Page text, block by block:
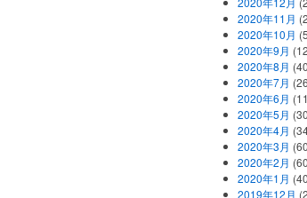
2020年11月
2020年10月
2020年9月
2020年8月
2020年7月
2020年6月
2020年5月
2020年4月
2020年3月
2020年2月
2020年1月
2019年12月